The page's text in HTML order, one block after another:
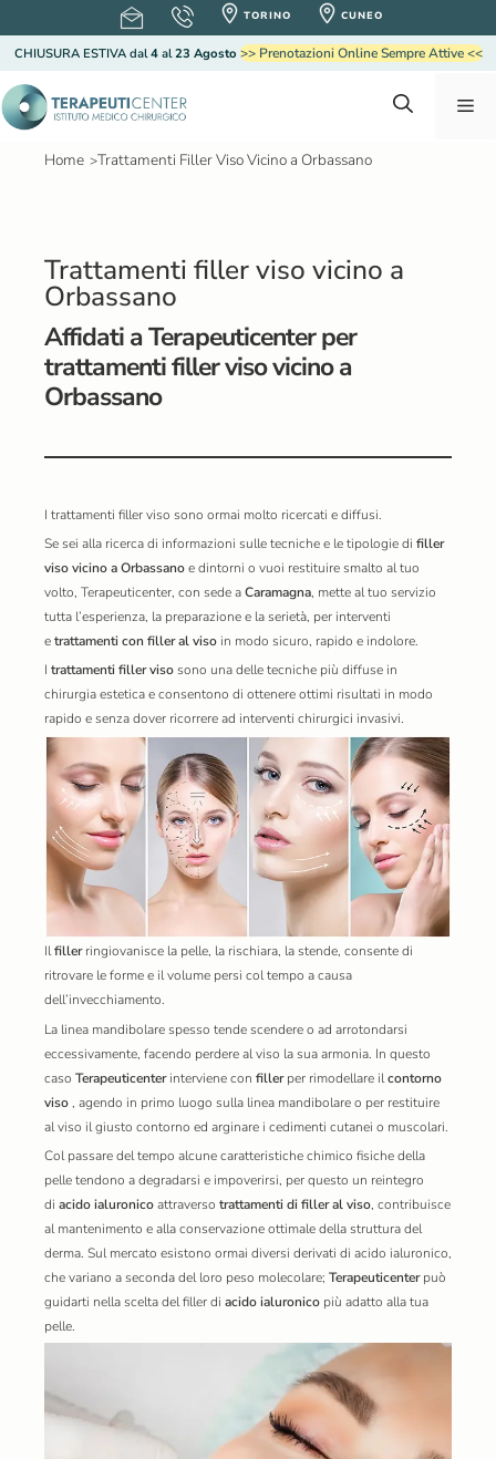
a
l
TORINO CUNEO
CHIUSURA ESTIVA dal4al23 Agosto >> Prenotazioni Online Sempre Attive <<
M
Home >Trattamenti Filler Viso Vicino a Orbassano
Trattamenti filler viso vicino a
Orbassano
Affidati a Terapeuticenter per
trattamenti filler viso vicino a
Orbassano
I trattamenti filler viso sono ormai molto ricercati e diffusi.
Se sei alla ricerca di informazioni sulle tecniche e le tipologie di filler
viso vicino a Orbassanoe dintorni o vuoi restituire smalto al tuo
volto, Terapeuticenter, con sede aCaramagna, mette al tuo servizio
tutta l’esperienza, la preparazione e la serietà, per interventi
etrattamenti con filler al viso in modo sicuro, rapido e indolore.
I trattamenti filler visosono una delle tecniche più diffuse in
chirurgia estetica e consentono di ottenere ottimi risultati in modo
rapido e senza dover ricorrere ad interventi chirurgici invasivi.
Ilfillerringiovanisce la pelle, la rischiara, la stende, consente di
ritrovare le forme e il volume persi col tempo a causa
dell’invecchiamento.
La linea mandibolare spesso tende scendere o ad arrotondarsi
eccessivamente, facendo perdere al viso la sua armonia. In questo
caso Terapeuticenterinterviene con fillerper rimodellare ilcontorno
viso, agendo in primo luogo sulla linea mandibolare o per restituire
al viso il giusto contorno ed arginare i cedimenti cutanei o muscolari.
Col passare del tempo alcune caratteristiche chimico fisiche della
pelle tendono a degradarsi e impoverirsi, per questo un reintegro
di acido ialuronicoattraverso trattamenti di filler al viso, contribuisce
al mantenimento e alla conservazione ottimale della struttura del
derma. Sul mercato esistono ormai diversi derivati di acido ialuronico,
che variano a seconda del loro peso molecolare; Terapeuticenterpuò
guidarti nella scelta del filler di acido ialuronico più adatto alla tua
pelle.